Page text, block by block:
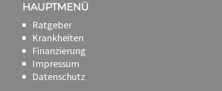
HAUPTMENÜ
Ratgeber
Krankheiten
Finanzierung
Impressum
Datenschutz